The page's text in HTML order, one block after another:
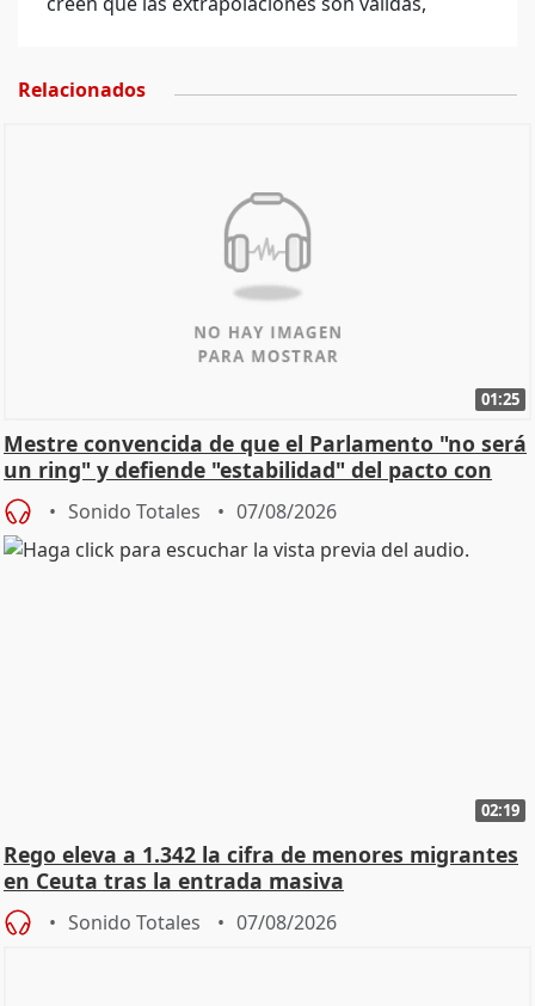
Relacionados
01:25
Mestre convencida de que el Parlamento "no será
un ring" y defiende "estabilidad" del pacto con
Vox
Sonido Totales 07/08/2026
02:19
Rego eleva a 1.342 la cifra de menores migrantes
en Ceuta tras la entrada masiva
Sonido Totales 07/08/2026